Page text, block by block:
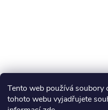
Tento web používá soubory
tohoto webu vyjadřujete